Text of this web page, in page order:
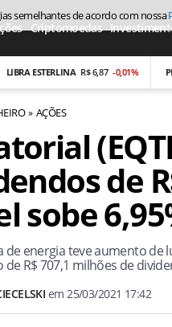
Criptomoedas
ESTERLINA R$ 6,87 -0,01% PESO
AÇÕES
de
sobe
de energia teve aumento de
R$ 707,1 milhões de
em25/03/2021 17:42
semelhantes de acordo com nossa